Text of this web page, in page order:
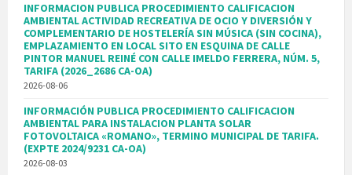
INFORMACION PUBLICA PROCEDIMIENTO CALIFICACION
AMBIENTAL ACTIVIDAD RECREATIVA DE OCIO Y DIVERSIÓN Y
COMPLEMENTARIO DE HOSTELERÍA SIN MÚSICA (SIN COCINA),
EMPLAZAMIENTO EN LOCAL SITO EN ESQUINA DE CALLE
PINTOR MANUEL REINÉ CON CALLE IMELDO FERRERA, NÚM. 5,
TARIFA (2026_2686 CA-OA)
2026-08-06
INFORMACIÓN PUBLICA PROCEDIMIENTO CALIFICACION
AMBIENTAL PARA INSTALACION PLANTA SOLAR
FOTOVOLTAICA «ROMANO», TERMINO MUNICIPAL DE TARIFA.
(EXPTE 2024/9231 CA-OA)
2026-08-03